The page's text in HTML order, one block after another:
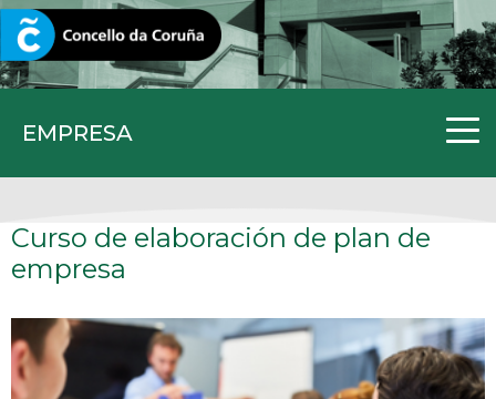
EMPRESA
CORUNA.GAL
Curso de elaboración de plan de
empresa